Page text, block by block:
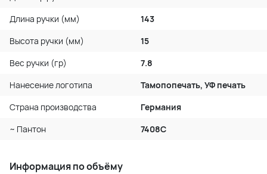
Длина ручки (мм)
143
Высота ручки (мм)
15
Вес ручки (гр)
7.8
Нанесение логотипа
Тамопопечать, УФ печать
Страна производства
Германия
~ Пантон
7408С
Информация по объёму